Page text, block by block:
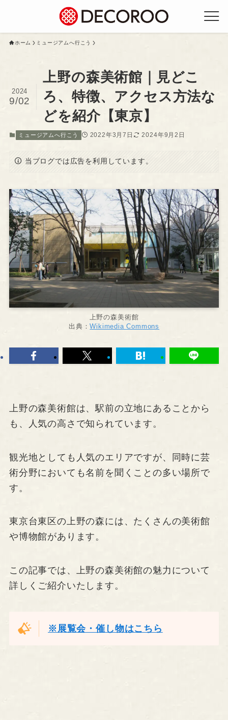
ホーム ミュージアムへ行こう
上野の森美術館｜見どこ
ろ、特徴、アクセス方法な
どを紹介【東京】
2024
9/02
ミュージアムへ行こう 2022年3月7日 2024年9月2日
当ブログでは広告を利用しています。
上野の森美術館
出典：Wikimedia Commons
上野の森美術館は、駅前の立地にあることから
も、人気の高さで知られています。
観光地としても人気のエリアですが、同時に芸
術分野においても名前を聞くことの多い場所で
す。
東京台東区の上野の森には、たくさんの美術館
や博物館があります。
この記事では、上野の森美術館の魅力について
詳しくご紹介いたします。
※展覧会・催し物はこちら